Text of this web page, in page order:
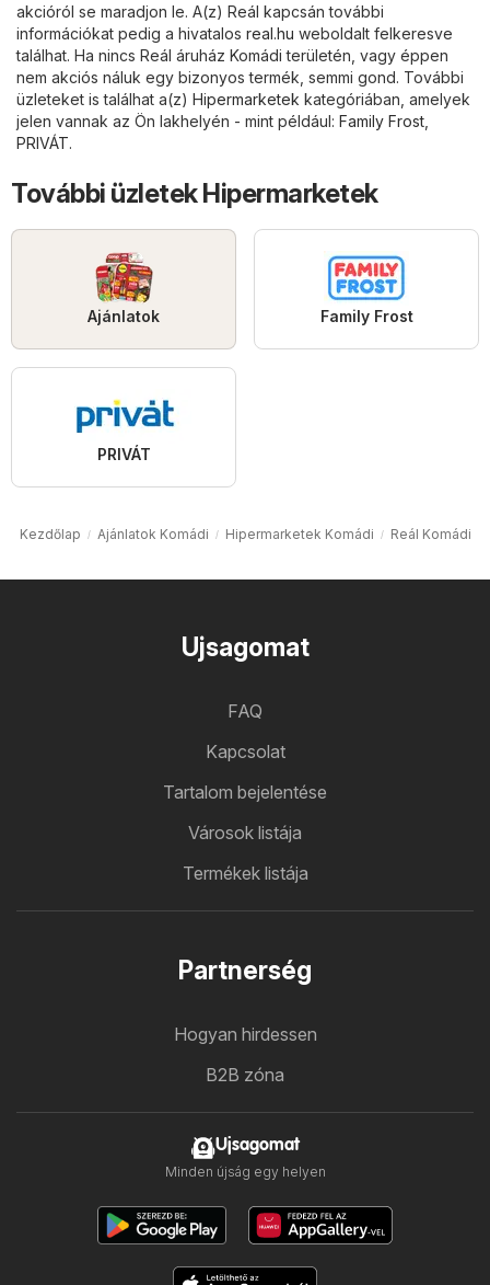
akcióról se maradjon le. A(z) Reál kapcsán további
információkat pedig a hivatalos real.hu weboldalt felkeresve
találhat. Ha nincs Reál áruház Komádi területén, vagy éppen
nem akciós náluk egy bizonyos termék, semmi gond. További
üzleteket is találhat a(z) Hipermarketek kategóriában, amelyek
jelen vannak az Ön lakhelyén - mint például: Family Frost
PRIVÁT.
További üzletek Hipermarketek
Ajánlatok Family Frost
PRIVÁT
Kezdőlap Ajánlatok Komádi Hipermarketek Komádi Reál Komádi
Ujsagomat
FAQ
Kapcsolat
Tartalom bejelentése
Városok listája
Termékek listája
Partnerség
Hogyan hirdessen
B2B zóna
Ujsagomat
Minden újság egy helyen